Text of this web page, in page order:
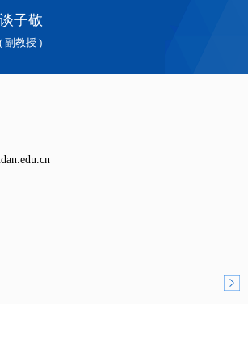
谈子敬
( 副教授 )